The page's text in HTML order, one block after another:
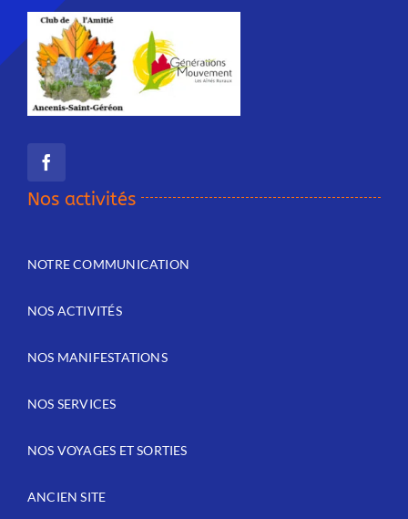
Nos activités
NOTRE COMMUNICATION
NOS ACTIVITÉS
NOS MANIFESTATIONS
NOS SERVICES
NOS VOYAGES ET SORTIES
ANCIEN SITE